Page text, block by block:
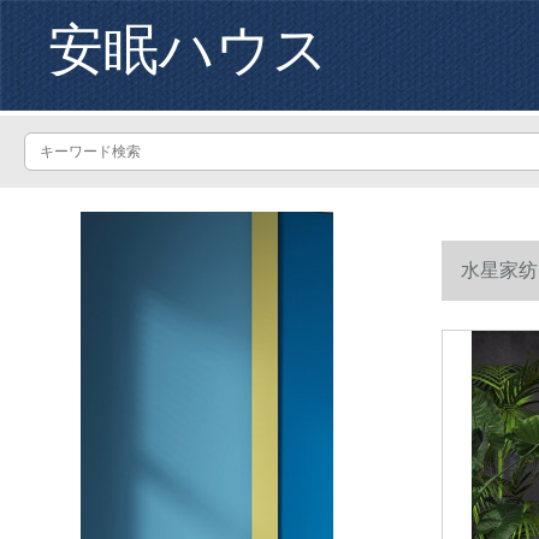
安眠ハウス
水星家
菌フロロ